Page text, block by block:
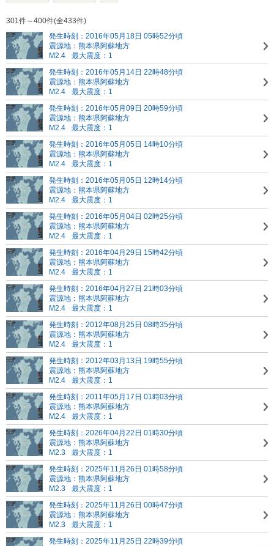
301件～400件(全433件)
発生時刻：2016年05月18日 05時52分頃
震源地：熊本県阿蘇地方
M2.4
最大震度：1
発生時刻：2016年05月14日 22時48分頃
震源地：熊本県阿蘇地方
M2.4
最大震度：1
発生時刻：2016年05月09日 20時59分頃
震源地：熊本県阿蘇地方
M2.4
最大震度：1
発生時刻：2016年05月05日 14時10分頃
震源地：熊本県阿蘇地方
M2.4
最大震度：1
発生時刻：2016年05月05日 12時14分頃
震源地：熊本県阿蘇地方
M2.4
最大震度：1
発生時刻：2016年05月04日 02時25分頃
震源地：熊本県阿蘇地方
M2.4
最大震度：1
発生時刻：2016年04月29日 15時42分頃
震源地：熊本県阿蘇地方
M2.4
最大震度：1
発生時刻：2016年04月27日 21時03分頃
震源地：熊本県阿蘇地方
M2.4
最大震度：1
発生時刻：2012年08月25日 08時35分頃
震源地：熊本県阿蘇地方
M2.4
最大震度：1
発生時刻：2012年03月13日 19時55分頃
震源地：熊本県阿蘇地方
M2.4
最大震度：1
発生時刻：2011年05月17日 01時03分頃
震源地：熊本県阿蘇地方
M2.4
最大震度：1
発生時刻：2026年04月22日 01時30分頃
震源地：熊本県阿蘇地方
M2.3
最大震度：1
発生時刻：2025年11月26日 01時58分頃
震源地：熊本県阿蘇地方
M2.3
最大震度：1
発生時刻：2025年11月26日 00時47分頃
震源地：熊本県阿蘇地方
M2.3
最大震度：1
発生時刻：2025年11月25日 22時39分頃